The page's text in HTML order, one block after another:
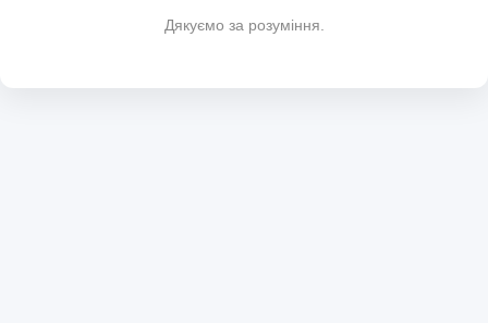
Дякуємо за розуміння.